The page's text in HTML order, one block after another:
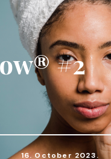
#2
16. October 2023.